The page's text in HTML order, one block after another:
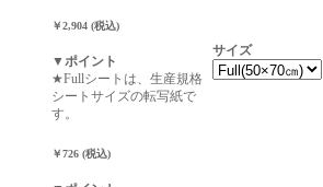
￥2,904 (税込)
▼ポイント
★Fullシートは、生産規格
シートサイズの転写紙で
す。
サイズ
￥726 (税込)